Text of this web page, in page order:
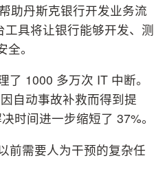
助丹斯克银行开发业务流
具将让银行能够开发、测
。
1000 多万次 IT 中断。
自动事故补救而得到提
时间进一步缩短了 37%。
前需要人为干预的复杂任